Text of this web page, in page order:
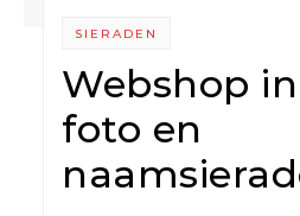
SIERADEN
Webshop
foto en